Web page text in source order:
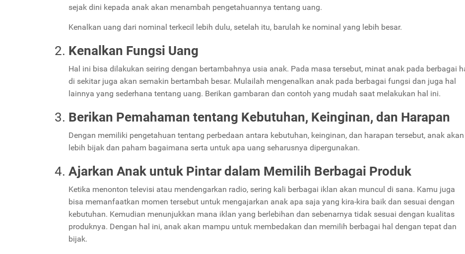
sejak dini kepada anak akan menambah pengetahuannya tentang uang.
Kenalkan uang dari nominal terkecil lebih dulu, setelah itu, barulah ke nominal yang lebih besar.
Kenalkan Fungsi Uang
Hal ini bisa dilakukan seiring dengan bertambahnya usia anak. Pada masa tersebut, minat anak pada berbagai
di sekitar juga akan semakin bertambah besar. Mulailah mengenalkan anak pada berbagai fungsi dan juga hal
lainnya yang sederhana tentang uang. Berikan gambaran dan contoh yang mudah saat melakukan hal ini.
Berikan Pemahaman tentang Kebutuhan, Keinginan, dan Harapan
Dengan memiliki pengetahuan tentang perbedaan antara kebutuhan, keinginan, dan harapan tersebut, anak akan
lebih bijak dan paham bagaimana serta untuk apa uang seharusnya dipergunakan.
Ajarkan Anak untuk Pintar dalam Memilih Berbagai Produk
Ketika menonton televisi atau mendengarkan radio, sering kali berbagai iklan akan muncul di sana. Kamu juga
bisa memanfaatkan momen tersebut untuk mengajarkan anak apa saja yang kira-kira baik dan sesuai dengan
kebutuhan. Kemudian menunjukkan mana iklan yang berlebihan dan sebenarnya tidak sesuai dengan kualitas
produknya. Dengan hal ini, anak akan mampu untuk membedakan dan memilih berbagai hal dengan tepat dan
bijak.